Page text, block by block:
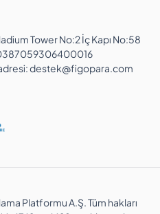
Tower No:2 İç Kapı No:58
destek@figopara.com
Platformu A.Ş. Tüm hakları